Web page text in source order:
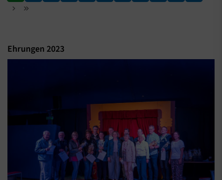
Ehrungen 2023